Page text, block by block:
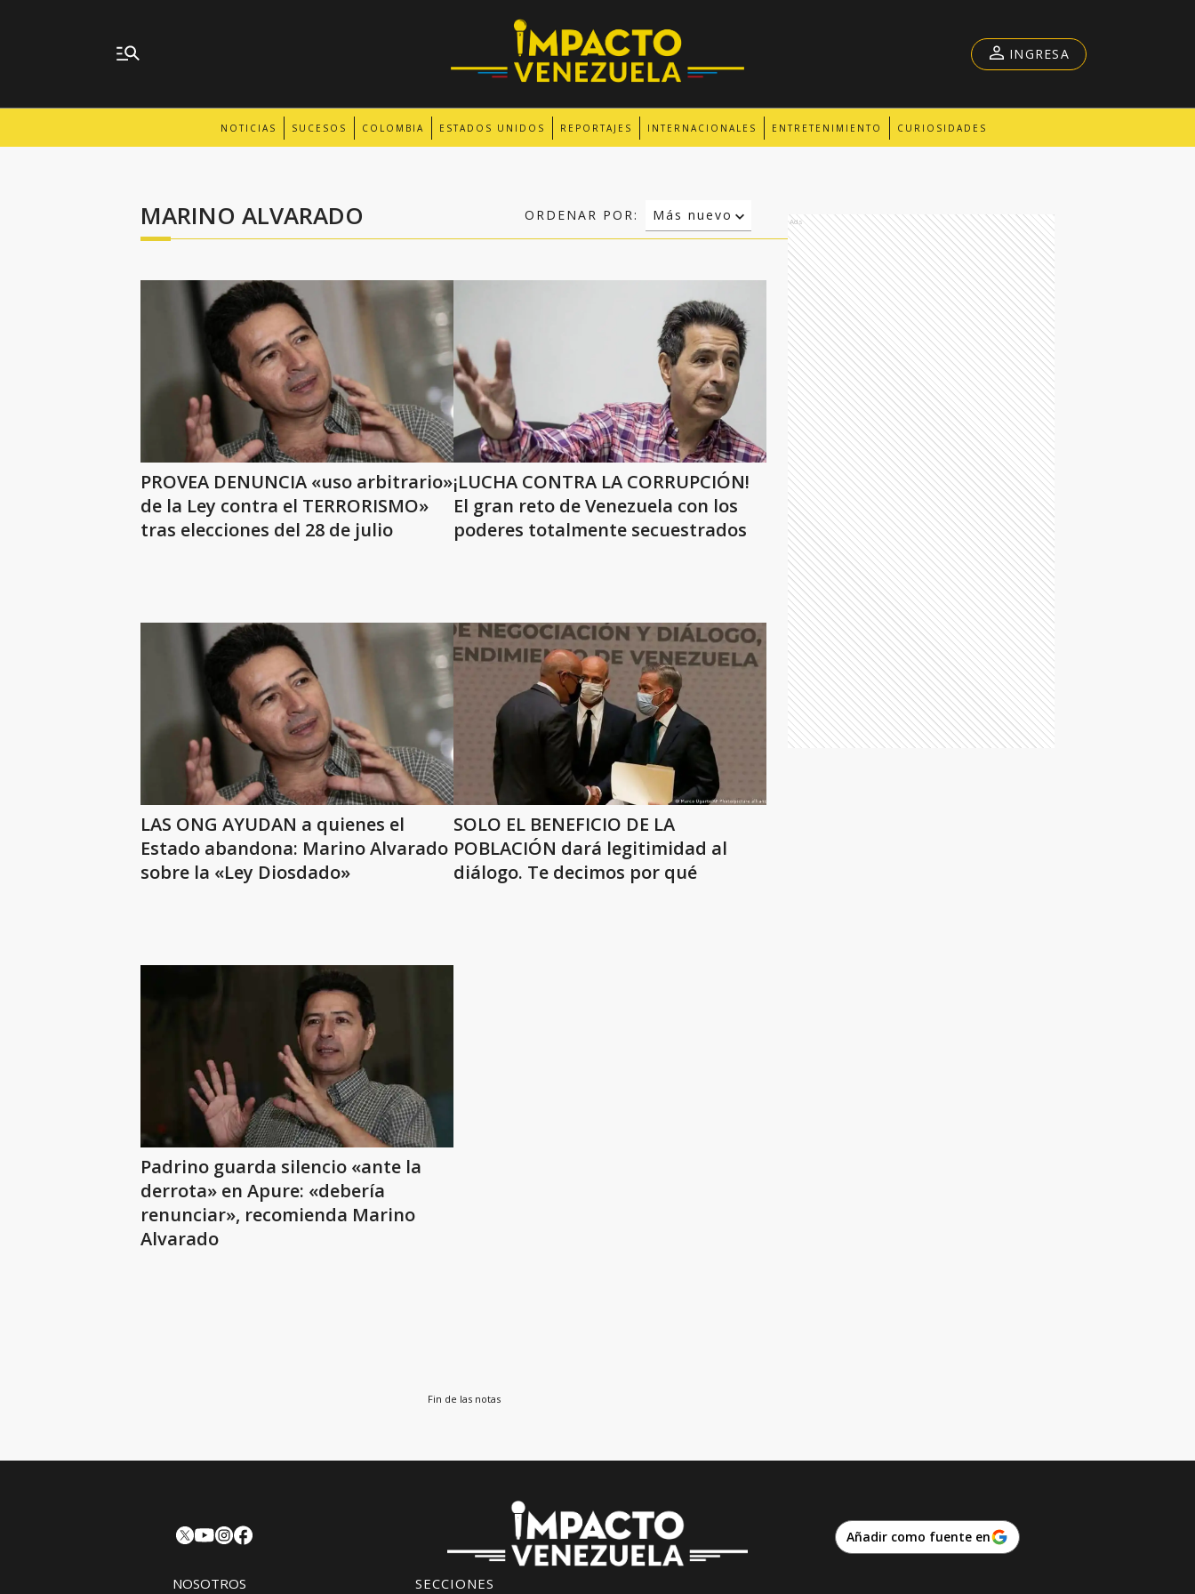
NOTICIAS SUCESOS COLOMBIA ESTADOS UNIDOS REPORTAJES INTERNACIONALES ENTRETENIMIENTO CURIOSIDADES
INGRESA
MARINO ALVARADO ORDENAR POR:
Más nuevo
Relevancia
PROVEA DENUNCIA «uso arbitrario»
de la Ley contra el TERRORISMO»
tras elecciones del 28 de julio
¡LUCHA CONTRA LA CORRUPCIÓN!
El gran reto de Venezuela con los
poderes totalmente secuestrados
LAS ONG AYUDAN a quienes el
Estado abandona: Marino Alvarado
sobre la «Ley Diosdado»
SOLO EL BENEFICIO DE LA
POBLACIÓN dará legitimidad al
diálogo. Te decimos por qué
Padrino guarda silencio «ante la
derrota» en Apure: «debería
renunciar», recomienda Marino
Alvarado
Fin de las notas
Ads
Añadir como fuente en
NOSOTROS SECCIONES